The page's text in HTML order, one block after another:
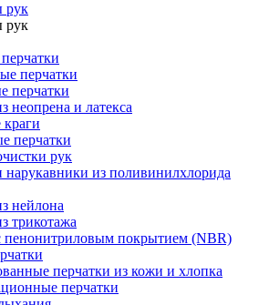
рук
рук
перчатки
перчатки
неопрена и латекса
перчатки
рук
нарукавники из поливинилхлорида
нейлона
трикотажа
пенонитриловым покрытием (NBR)
перчатки из кожи и хлопка
перчатки